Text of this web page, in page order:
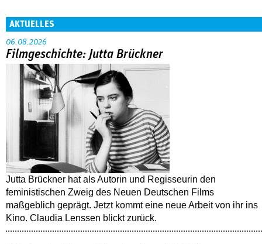
AKTUELLES
06.08.2026
Filmgeschichte: Jutta Brückner
Jutta Brückner hat als Autorin und Regisseurin den
feministischen Zweig des Neuen Deutschen Films
maßgeblich geprägt. Jetzt kommt eine neue Arbeit von ihr ins
Kino. Claudia Lenssen blickt zurück.